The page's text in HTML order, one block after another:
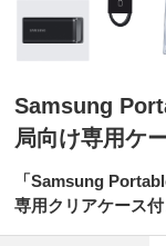
Samsung
局向け専用ケ
「Samsung
専用クリアケース付